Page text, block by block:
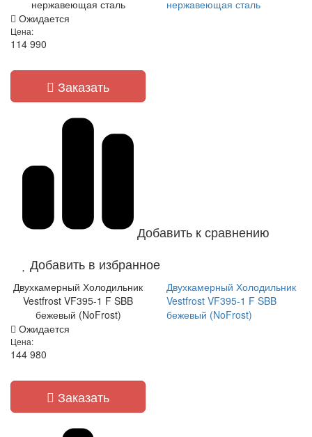
нержавеющая сталь
нержавеющая сталь
Ожидается
Цена:
114 990
Заказать
Добавить к сравнению
Добавить в избранное
Двухкамерный Холодильник
Vestfrost VF395-1 F SBB
бежевый (NoFrost)
Двухкамерный Холодильник
Vestfrost VF395-1 F SBB
бежевый (NoFrost)
Ожидается
Цена:
144 980
Заказать